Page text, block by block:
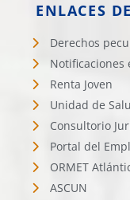
ENLACES
Derechos
Notificaciones
Renta Joven
Unidad de
Consultorio
Portal del
ORMET
ASCUN